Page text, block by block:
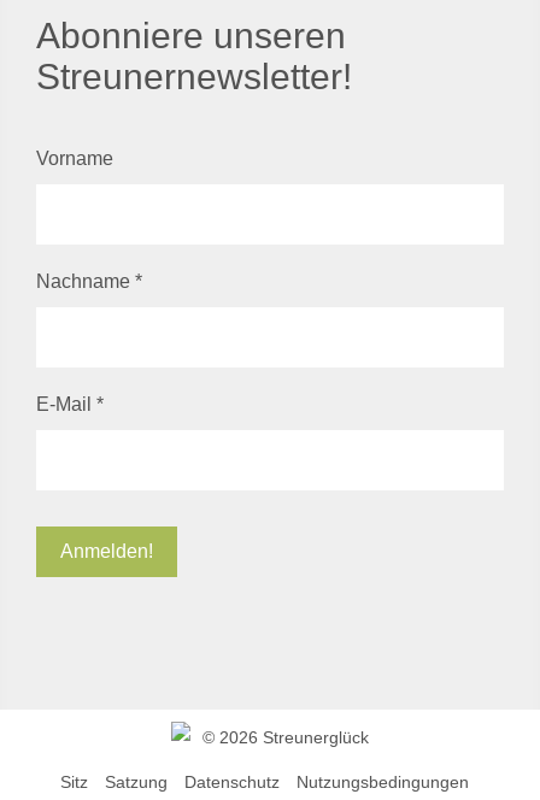
Abonniere unseren
Streunernewsletter!
Vorname
Nachname *
E-Mail *
© 2026 Streunerglück
Sitz Satzung Datenschutz Nutzungsbedingungen